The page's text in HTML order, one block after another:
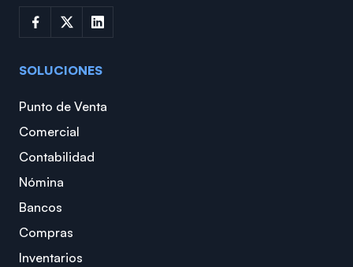
SOLUCIONES
Punto de Venta
Comercial
Contabilidad
Nómina
Bancos
Compras
Inventarios